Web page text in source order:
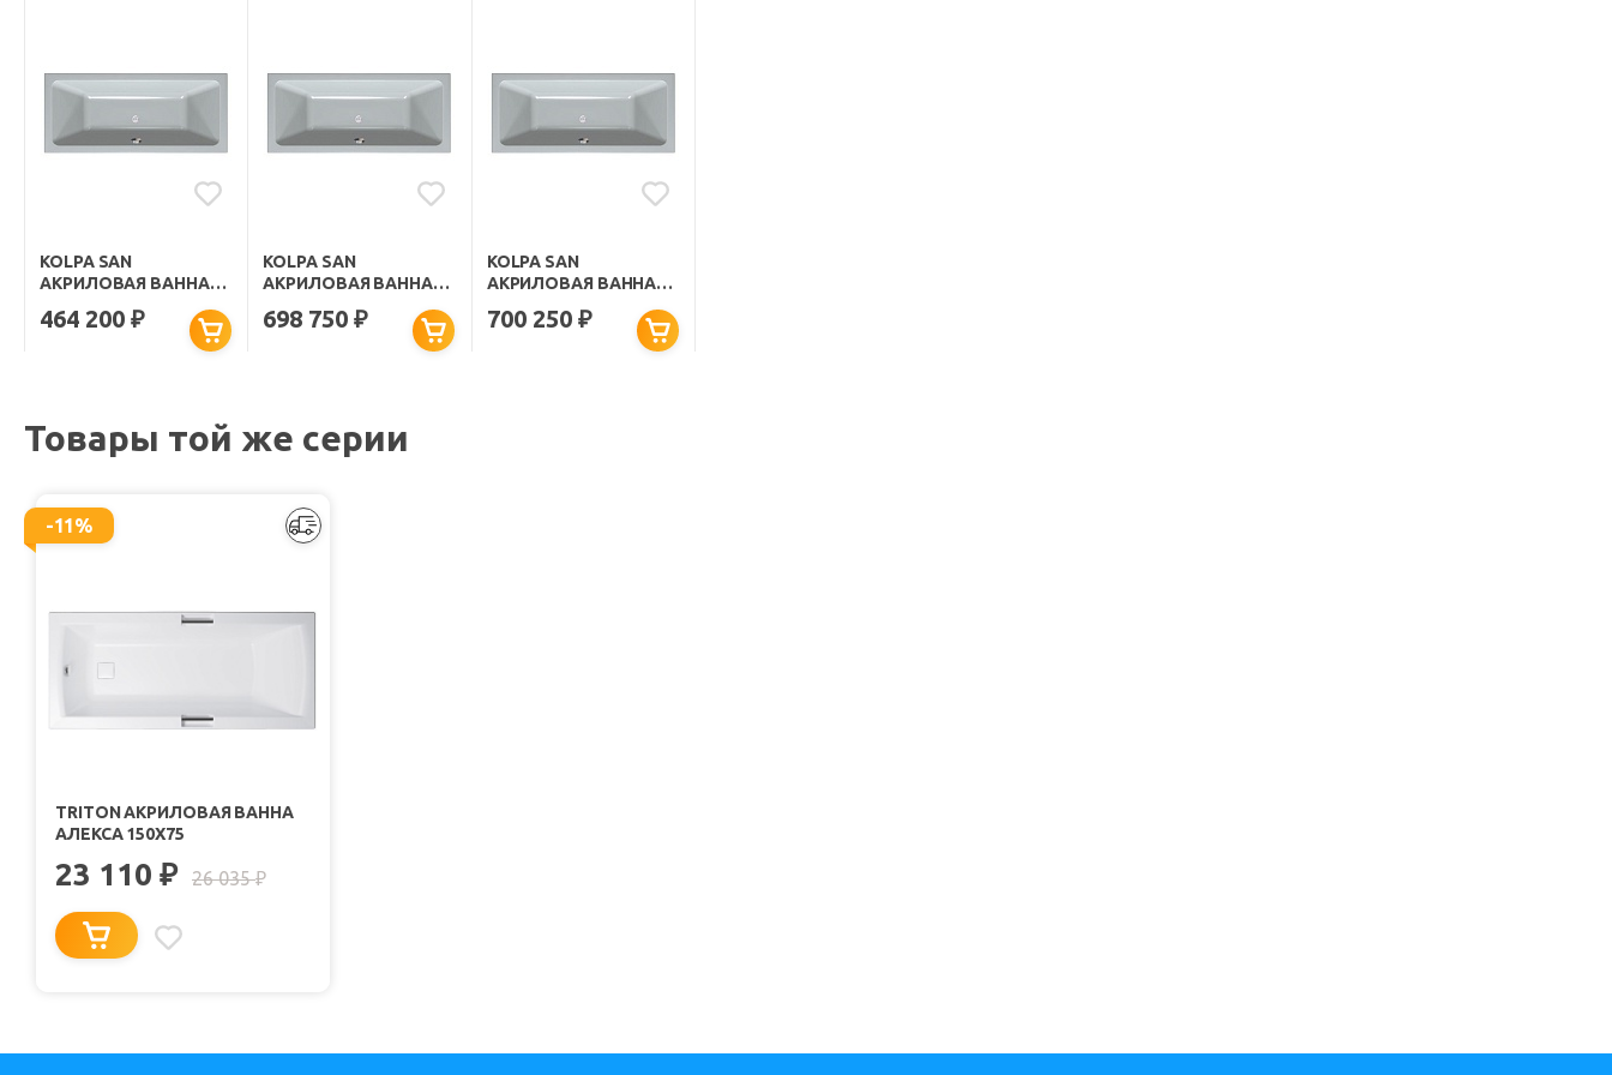
KOLPA SAN
АКРИЛОВАЯ ВАННА
ELEKTRA SPECIAL
170X80
464 200₽
KOLPA SAN
АКРИЛОВАЯ ВАННА
ELEKTRA LUXUS
170X75
698 750₽
KOLPA SAN
АКРИЛОВАЯ ВАННА
ELEKTRA LUXUS
170X80
700 250 ₽
Товары той же серии
-11%
TRITON АКРИЛОВАЯ ВАННА
АЛЕКСА 150X75
23 110 ₽ 26 035₽